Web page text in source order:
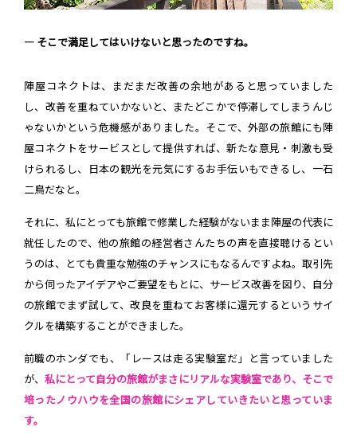
― そこで満足してはいけないと思ったのですね。
陣屋コネクトは、まだまだ改善の余地があると思っていました
し、改善を重ねていかないと、またどこかで停滞してしまうんじ
ゃないかという危機感がありました。そこで、外部の旅館にも陣
屋コネクトをサービスとして提供すれば、新たな意見・刺激も受
けられるし、日本の観光を元気にするお手伝いもできるし、一石
二鳥だなと。
それに、私にとっても旅館で修業した経験がないまま陣屋の代表に
就任したので、他の旅館の経営者さんたちの声を直接聴けるとい
うのは、とても貴重な勉強のチャンスにもなるんですよね。取引先
から伺ったアイデアやご要望をもとに、サービス改善を図り、自分
の旅館でまず試して、改良を重ねてお客様に還元するというサイ
クルを構築することができました。
前職のホンダでも、「レースは走る実験室だ」と言っていました
が、 私にとって自分の旅館がまさにリアルな実験室であり、そこで
培ったノウハウを全国の旅館にシェアしていきたいと思っていま
す。